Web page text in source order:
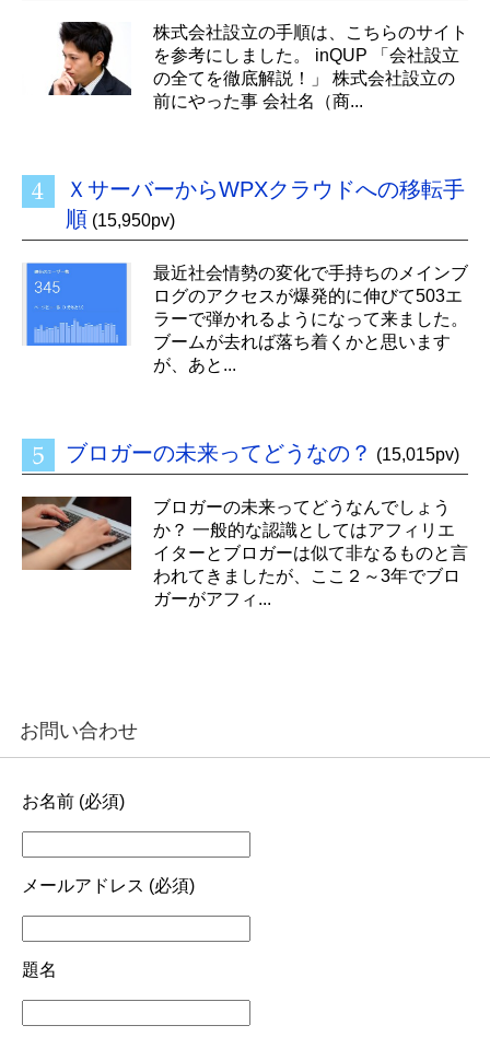
株式会社設立の手順は、こちらのサイト
を参考にしました。 inQUP 「会社設立
の全てを徹底解説！」 株式会社設立の
前にやった事 会社名（商...
ＸサーバーからWPXクラウドへの移転手
順 (15,950pv)
最近社会情勢の変化で手持ちのメインブ
ログのアクセスが爆発的に伸びて503エ
ラーで弾かれるようになって来ました。
ブームが去れば落ち着くかと思います
が、あと...
ブロガーの未来ってどうなの？ (15,015pv)
ブロガーの未来ってどうなんでしょう
か？ 一般的な認識としてはアフィリエ
イターとブロガーは似て非なるものと言
われてきましたが、ここ２～3年でブロ
ガーがアフィ...
お問い合わせ
お名前 (必須)
メールアドレス (必須)
題名